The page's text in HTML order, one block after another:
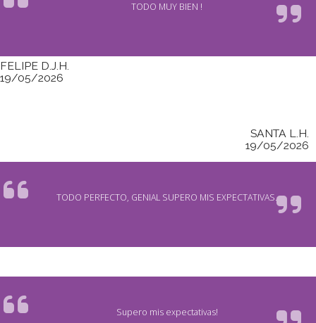
TODO MUY BIEN !
FELIPE D.J.H.
19/05/2026
SANTA L.H.
19/05/2026
TODO PERFECTO, GENIAL SUPERO MIS EXPECTATIVAS.
Supero mis expectativas!